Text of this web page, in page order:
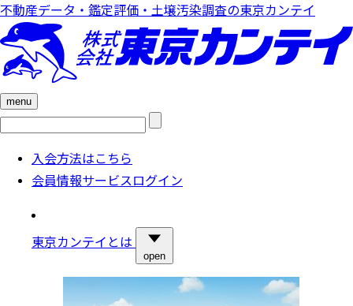
不動産データ・鑑定評価・土壌汚染調査の東京カンテイ
menu
検
入会方法はこちら
会員情報サービスログイン
東京カンテイとは
open